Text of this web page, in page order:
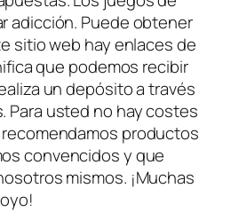
adicción. Puede obtener
sitio web hay enlaces de
que podemos recibir
un depósito a través
Para usted no hay costes
productos
convencidos y que
mismos. ¡Muchas